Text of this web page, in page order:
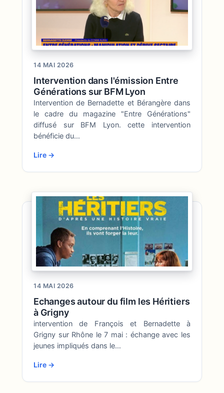
14 MAI 2026
Intervention dans l'émission Entre
Générations sur BFM Lyon
Intervention de Bernadette et Bérangère dans
le cadre du magazine "Entre Générations"
diffusé sur BFM Lyon. cette intervention
bénéficie du…
Lire →
14 MAI 2026
Echanges autour du film les Héritiers
à Grigny
intervention de François et Bernadette à
Grigny sur Rhône le 7 mai : échange avec les
jeunes impliqués dans le…
Lire →